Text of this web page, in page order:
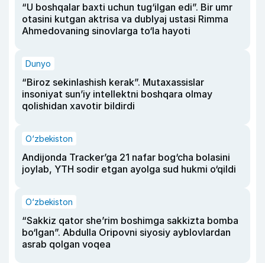
“U boshqalar baxti uchun tug‘ilgan edi”. Bir umr
otasini kutgan aktrisa va dublyaj ustasi Rimma
Ahmedovaning sinovlarga to‘la hayoti
Dunyo
“Biroz sekinlashish kerak”. Mutaxassislar
insoniyat sun’iy intellektni boshqara olmay
qolishidan xavotir bildirdi
O‘zbekiston
Andijonda Tracker’ga 21 nafar bog‘cha bolasini
joylab, YTH sodir etgan ayolga sud hukmi o‘qildi
O‘zbekiston
“Sakkiz qator she’rim boshimga sakkizta bomba
bo‘lgan”. Abdulla Oripovni siyosiy ayblovlardan
asrab qolgan voqea